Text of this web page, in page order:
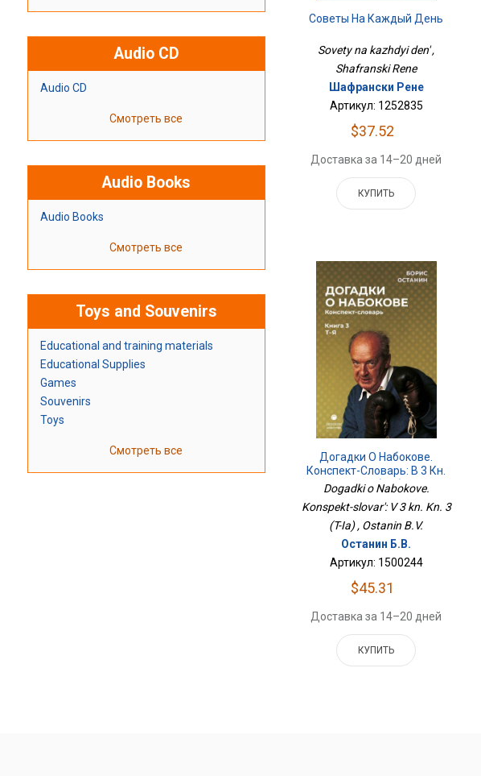
Audio CD
Audio CD
Смотреть все
Audio Books
Audio Books
Смотреть все
Toys and Souvenirs
Educational and training materials
Educational Supplies
Games
Souvenirs
Toys
Смотреть все
Советы На Каждый День
Sovety na kazhdyi den' ,
Shafranski Rene
Шафрански Рене
Артикул: 1252835
$37.52
Доставка за 14–20 дней
КУПИТЬ
Догадки О Набокове.
Конспект-Словарь: В 3 Кн.
Кн. 3 (Т-Я)
Dogadki o Nabokove.
Konspekt-slovar': V 3 kn. Kn. 3
(T-Ia) , Ostanin B.V.
Останин Б.В.
Артикул: 1500244
$45.31
Доставка за 14–20 дней
КУПИТЬ